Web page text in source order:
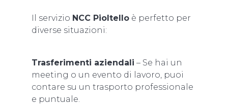
Il servizio NCC Pioltello è perfetto per
diverse situazioni:
Trasferimenti aziendali – Se hai un
meeting o un evento di lavoro, puoi
contare su un trasporto professionale
e puntuale.